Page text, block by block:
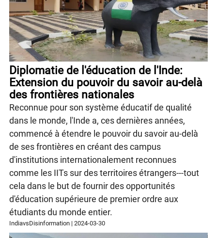
Diplomatie de l'éducation de l'Inde:
Extension du pouvoir du savoir au-delà
des frontières nationales
Reconnue pour son système éducatif de qualité
dans le monde, l'Inde a, ces dernières années,
commencé à étendre le pouvoir du savoir au-delà
de ses frontières en créant des campus
d'institutions internationalement reconnues
comme les IITs sur des territoires étrangers---tout
cela dans le but de fournir des opportunités
d'éducation supérieure de premier ordre aux
étudiants du monde entier.
IndiavsDisinformation |2024-03-30